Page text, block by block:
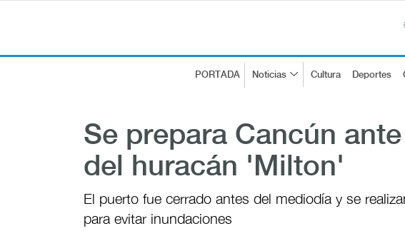
PORTADA Noticias Cultura Deportes
Se prepara Cancún
del huracán 'Milton'
El puerto fue cerrado antes del mediodía y se
para evitar inundaciones